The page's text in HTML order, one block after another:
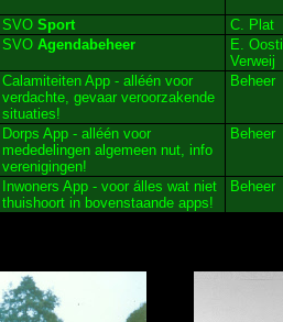
SVO Sport C. Plat
SVO Agendabeheer
E.
Verweij
Calamiteiten App - alléén voor
verdachte, gevaar veroorzakende
situaties!
Beheer
Dorps App - alléén voor
mededelingen algemeen nut, info
verenigingen!
Beheer
Inwoners App - voor álles wat niet
thuishoort in bovenstaande apps!
Beheer